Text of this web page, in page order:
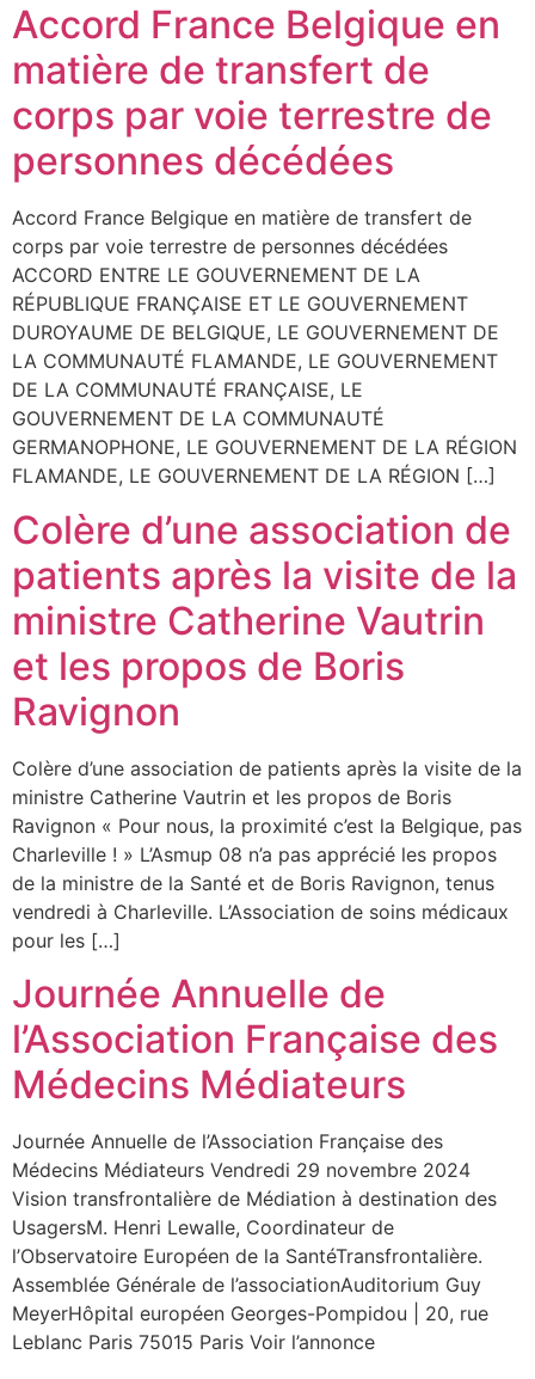
Accord France Belgique en
matière de transfert de
corps par voie terrestre de
personnes décédées
Accord France Belgique en matière de transfert de
corps par voie terrestre de personnes décédées
ACCORD ENTRE LE GOUVERNEMENT DE LA
RÉPUBLIQUE FRANÇAISE ET LE GOUVERNEMENT
DUROYAUME DE BELGIQUE, LE GOUVERNEMENT DE
LA COMMUNAUTÉ FLAMANDE, LE GOUVERNEMENT
DE LA COMMUNAUTÉ FRANÇAISE, LE
GOUVERNEMENT DE LA COMMUNAUTÉ
GERMANOPHONE, LE GOUVERNEMENT DE LA RÉGION
FLAMANDE, LE GOUVERNEMENT DE LA RÉGION […]
Colère d’une association de
patients après la visite de la
ministre Catherine Vautrin
et les propos de Boris
Ravignon
Colère d’une association de patients après la visite de la
ministre Catherine Vautrin et les propos de Boris
Ravignon « Pour nous, la proximité c’est la Belgique, pas
Charleville ! » L’Asmup 08 n’a pas apprécié les propos
de la ministre de la Santé et de Boris Ravignon, tenus
vendredi à Charleville. L’Association de soins médicaux
pour les […]
Journée Annuelle de
l’Association Française des
Médecins Médiateurs
Journée Annuelle de l’Association Française des
Médecins Médiateurs Vendredi 29 novembre 2024
Vision transfrontalière de Médiation à destination des
UsagersM. Henri Lewalle, Coordinateur de
l’Observatoire Européen de la SantéTransfrontalière.
Assemblée Générale de l’associationAuditorium Guy
MeyerHôpital européen Georges-Pompidou | 20, rue
Leblanc Paris 75015 Paris Voir l’annonce